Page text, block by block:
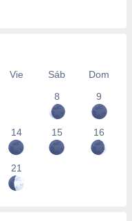
Vie Sáb
Dom
8
9
14 15 16
21